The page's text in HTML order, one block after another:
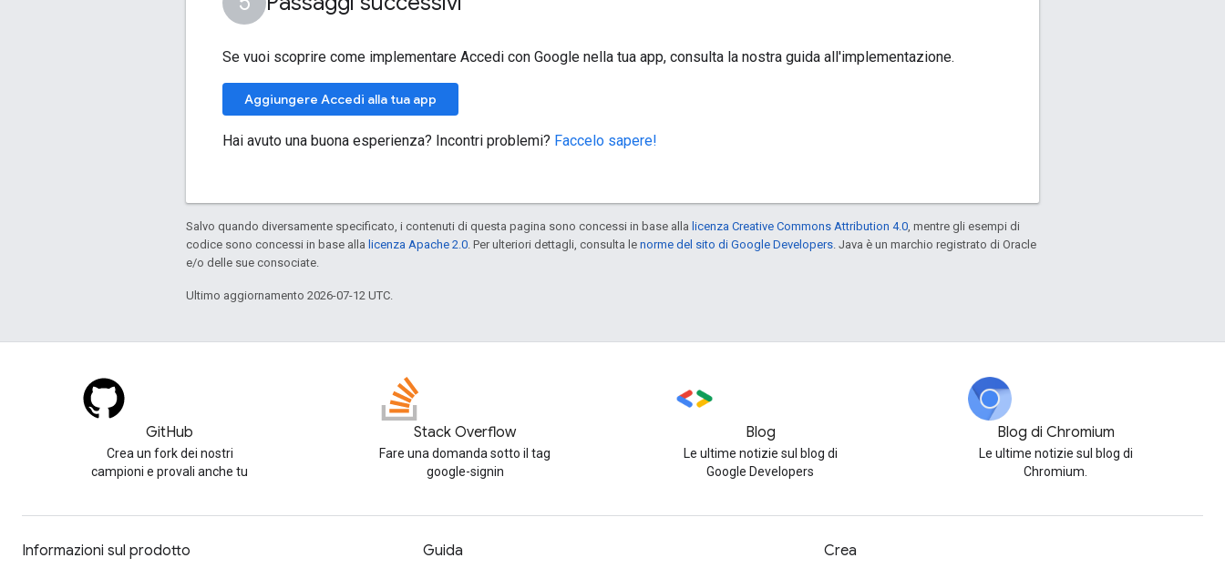
Se vuoi scoprire come implementare Accedi con Google nella tua app, consulta la nostra guida all'implementazione.
Aggiungere Accedi alla tua app
Hai avuto una buona esperienza? Incontri problemi? Faccelo sapere!
Salvo quando diversamente specificato, i contenuti di questa pagina sono concessi in base alla licenza Creative Commons Attribution 4.0, mentre gli esempi di
codice sono concessi in base alla licenza Apache 2.0. Per ulteriori dettagli, consulta le norme del sito di Google Developers. Java è un marchio registrato di Oracle
e/o delle sue consociate.
Ultimo aggiornamento 2026-07-12 UTC.
GitHub
Crea un fork dei nostri
campioni e provali anche tu
Stack Overflow
Fare una domanda sotto il tag
google-signin
Blog
Le ultime notizie sul blog di
Google Developers
Blog di Chromium
Le ultime notizie sul blog di
Chromium.
Informazioni sul prodotto Guida Crea